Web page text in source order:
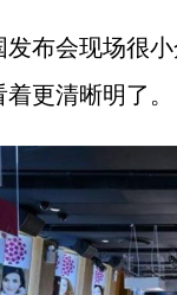
布会现场很
更清晰明了。